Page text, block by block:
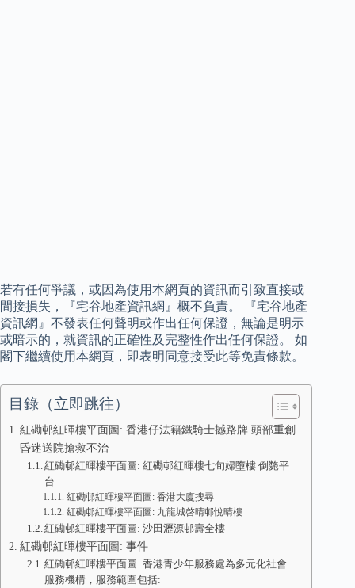
若有任何爭議，或因為使用本網頁的資訊而引致直接或
間接損失，『宅谷地產資訊網』概不負責。 『宅谷地產
資訊網』不發表任何聲明或作出任何保證，無論是明示
或暗示的，就資訊的正確性及完整性作出任何保證。 如
閣下繼續使用本網頁，即表明同意接受此等免責條款。
目錄（立即跳往）
紅磡邨紅暉樓平面圖: 香港仔法籍鐵騎士撼路牌 頭部重創
昏迷送院搶救不治
紅磡邨紅暉樓平面圖: 紅磡邨紅暉樓七旬婦墮樓 倒斃平
台
紅磡邨紅暉樓平面圖: 香港大廈搜尋
紅磡邨紅暉樓平面圖: 九龍城啓晴邨悅晴樓
紅磡邨紅暉樓平面圖: 沙田瀝源邨壽全樓
紅磡邨紅暉樓平面圖: 事件
紅磡邨紅暉樓平面圖: 香港青少年服務處為多元化社會
服務機構，服務範圍包括: